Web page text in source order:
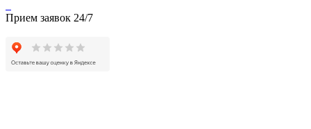
Прием заявок 24/7